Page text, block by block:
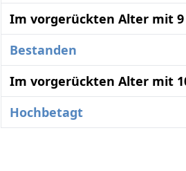
Im vorgerückten Alter mit 9
Bestanden
Im vorgerückten Alter mit
Hochbetagt